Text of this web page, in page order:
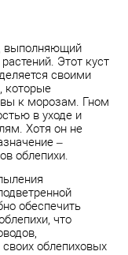
выполняющий
Этот куст
своими
которые
к морозам. Гном
в уходе и
Хотя он не
–
облепихи.
обеспечить
что
облепиховых